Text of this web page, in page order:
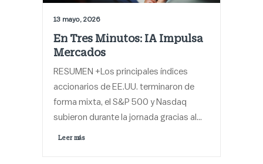
13 mayo, 2026
En Tres Minutos: IA Impulsa
Mercados
RESUMEN +Los principales índices
accionarios de EE.UU. terminaron de
forma mixta, el S&P 500 y Nasdaq
subieron durante la jornada gracias al…
Leer más